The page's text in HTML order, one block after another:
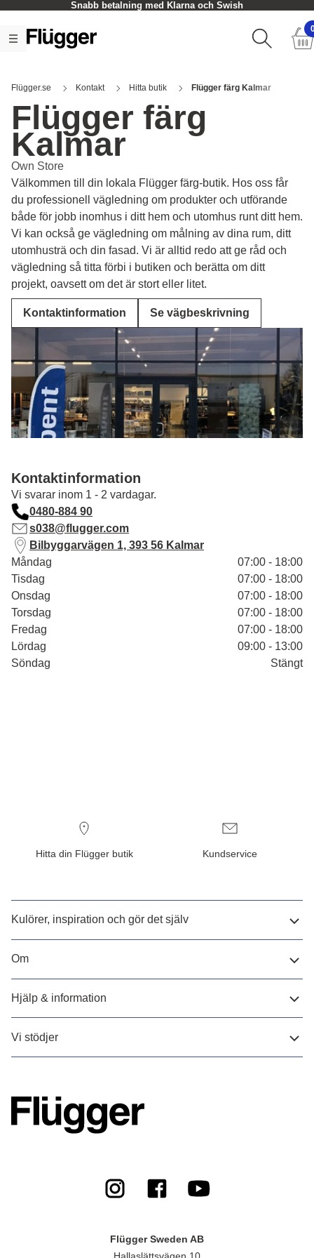
Snabb betalning med Klarna och Swish
Flügger.se Kontakt Hitta butik Flügger färg Kalmar
Flügger färg
Kalmar
Own Store
Välkommen till din lokala Flügger färg-butik. Hos oss får
du professionell vägledning om produkter och utförande
både för jobb inomhus i ditt hem och utomhus runt ditt hem.
Vi kan också ge vägledning om målning av dina rum, ditt
utomhusträ och din fasad. Vi är alltid redo att ge råd och
vägledning så titta förbi i butiken och berätta om ditt
projekt, oavsett om det är stort eller litet.
Kontaktinformation Se vägbeskrivning
Kontaktinformation
Vi svarar inom 1 - 2 vardagar.
0480-884 90
s038@flugger.com
Bilbyggarvägen 1, 393 56 Kalmar
Måndag
07:00 - 18:00
Tisdag
07:00 - 18:00
Onsdag
07:00 - 18:00
Torsdag
07:00 - 18:00
Fredag
07:00 - 18:00
Lördag
09:00 - 13:00
Söndag
Stängt
Hitta din Flügger butik Kundservice
Kulörer, inspiration och gör det själv
Om
Hjälp & information
Vi stödjer
Flügger Sweden AB